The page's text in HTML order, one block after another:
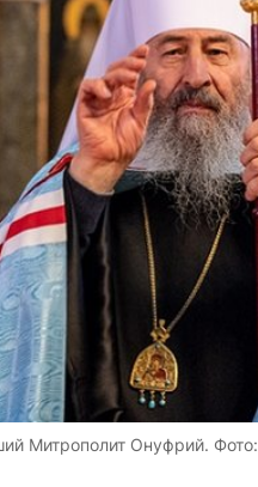
Митрополит Онуфрий.